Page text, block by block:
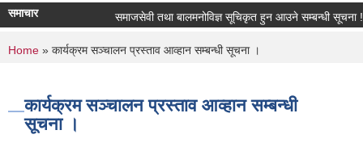
समाचार समाजसेवी तथा बालमनोविज्ञ सूचिकृत हुन आउने सम्बन्धी सूचना !!!
You are here
Home » कार्यक्रम सञ्चालन प्रस्ताव आव्हान सम्बन्धी सूचना ।
कार्यक्रम सञ्चालन प्रस्ताव आव्हान सम्बन्धी
सूचना ।